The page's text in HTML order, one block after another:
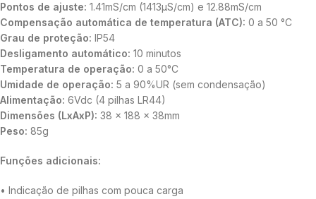
Pontos de ajuste: 1.41mS/cm (1413µS/cm) e 12.88mS/cm
Compensação automática de temperatura (ATC): 0 a 50 °C
Grau de proteção: IP54
Desligamento automático: 10 minutos
Temperatura de operação: 0 a 50°C
Umidade de operação: 5 a 90%UR (sem condensação)
Alimentação: 6Vdc (4 pilhas LR44)
Dimensões (LxAxP): 38 x 188 x 38mm
Peso: 85g
Funções adicionais:
• Indicação de pilhas com pouca carga